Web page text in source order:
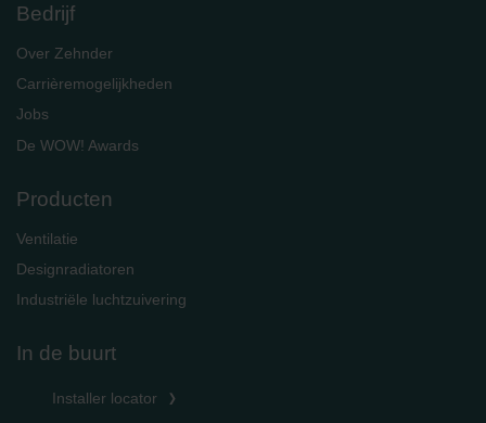
Bedrijf
Over Zehnder
Carrièremogelijkheden
Jobs
De WOW! Awards
Producten
Ventilatie
Designradiatoren
Industriële luchtzuivering
In de buurt
Installer locator